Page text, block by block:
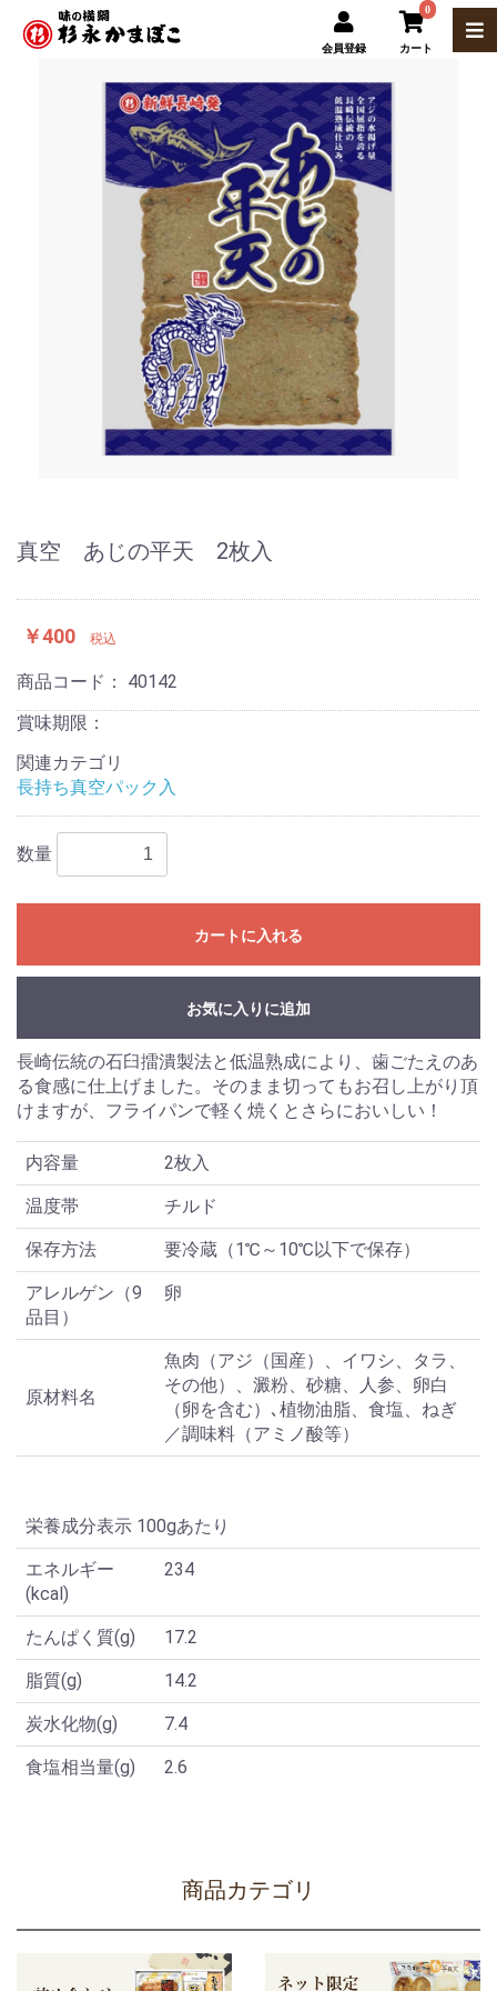
会員登録
0
カート
真空 あじの平天 2枚入
￥400 税込
商品コード： 40142
賞味期限：
関連カテゴリ
長持ち真空パック入
数量
カートに入れる
お気に入りに追加
長崎伝統の石臼擂潰製法と低温熟成により、歯ごたえのあ
る食感に仕上げました。そのまま切ってもお召し上がり頂
けますが、フライパンで軽く焼くとさらにおいしい！
内容量 2枚入
温度帯 チルド
保存方法 要冷蔵（1℃～10℃以下で保存）
アレルゲン（9
品目）
卵
原材料名
魚肉（アジ（国産）、イワシ、タラ、
その他）、澱粉、砂糖、人参、卵白
（卵を含む）､植物油脂、食塩、ねぎ
／調味料（アミノ酸等）
栄養成分表示 100gあたり
エネルギー
(kcal)
234
たんぱく質(g) 17.2
脂質(g) 14.2
炭水化物(g) 7.4
食塩相当量(g) 2.6
商品カテゴリ